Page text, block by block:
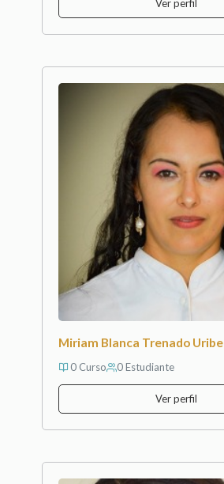
Ver perfil
Miriam Blanca Trenado Uribe
0 Curso 0 Estudiante
Ver perfil